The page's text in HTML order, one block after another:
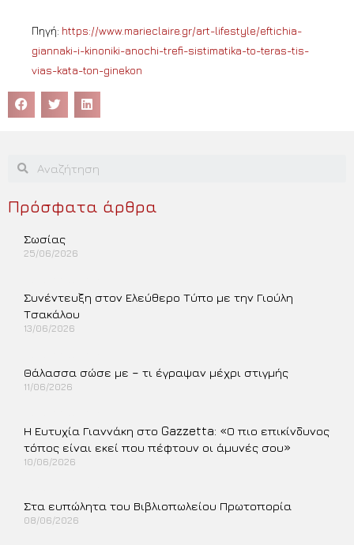
Πηγή: https://www.marieclaire.gr/art-lifestyle/eftichia-
giannaki-i-kinoniki-anochi-trefi-sistimatika-to-teras-tis-
vias-kata-ton-ginekon
Πρόσφατα άρθρα
Σωσίας
25/06/2026
Συνέντευξη στον Ελεύθερο Τύπο με την Γιούλη
Τσακάλου
13/06/2026
Θάλασσα σώσε με – τι έγραψαν μέχρι στιγμής
11/06/2026
Η Ευτυχία Γιαννάκη στο Gazzetta: «Ο πιο επικίνδυνος
τόπος είναι εκεί που πέφτουν οι άμυνές σου»
10/06/2026
Στα ευπώλητα του Βιβλιοπωλείου Πρωτοπορία
08/06/2026